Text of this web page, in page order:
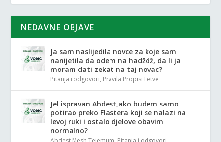
NEDAVNE OBJAVE
Ja sam naslijedila novce za koje sam
nanijetila da odem na hadždž, da li ja
moram dati zekat na taj novac?
Pitanja i odgovori, Pravila Propisi Fetve
Jel ispravan Abdest,ako budem samo
potirao preko Flastera koji se nalazi na
levoj ruki i ostalo djelove obavim
normalno?
Abdest Mesh Tejemum, Pitanja i odgovori